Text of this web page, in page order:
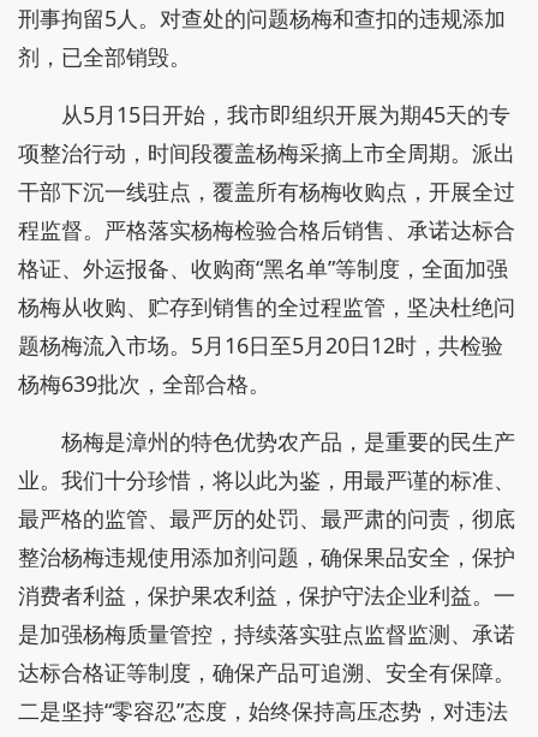
刑事拘留5人。对查处的问题杨梅和查扣的违规添加
剂，已全部销毁。
从5月15日开始，我市即组织开展为期45天的专
项整治行动，时间段覆盖杨梅采摘上市全周期。派出
干部下沉一线驻点，覆盖所有杨梅收购点，开展全过
程监督。严格落实杨梅检验合格后销售、承诺达标合
格证、外运报备、收购商“黑名单”等制度，全面加强
杨梅从收购、贮存到销售的全过程监管，坚决杜绝问
题杨梅流入市场。5月16日至5月20日12时，共检验
杨梅639批次，全部合格。
杨梅是漳州的特色优势农产品，是重要的民生产
业。我们十分珍惜，将以此为鉴，用最严谨的标准、
最严格的监管、最严厉的处罚、最严肃的问责，彻底
整治杨梅违规使用添加剂问题，确保果品安全，保护
消费者利益，保护果农利益，保护守法企业利益。一
是加强杨梅质量管控，持续落实驻点监督监测、承诺
达标合格证等制度，确保产品可追溯、安全有保障。
二是坚持“零容忍”态度，始终保持高压态势，对违法